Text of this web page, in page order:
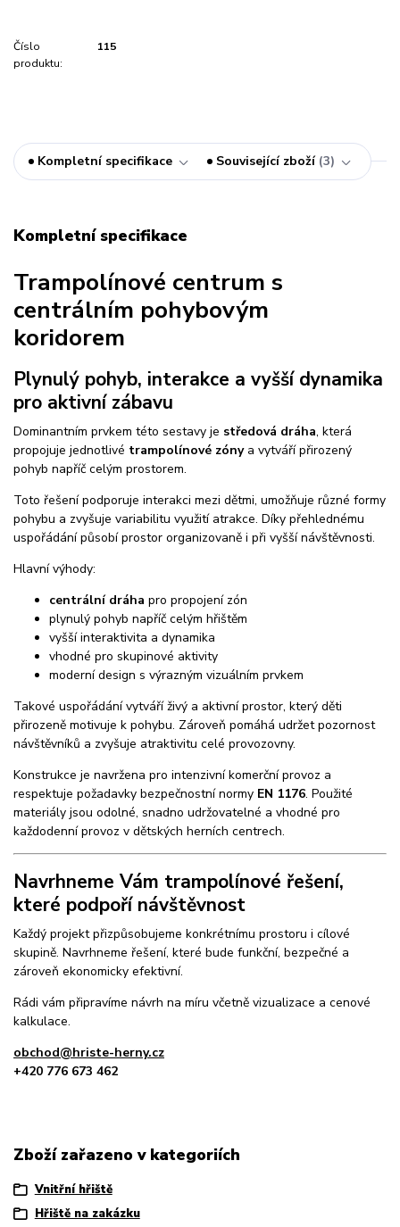
Číslo
produktu:
115
Kompletní specifikace Související zboží 3
Kompletní specifikace
Trampolínové centrum s
centrálním pohybovým
koridorem
Plynulý pohyb, interakce a vyšší dynamika
pro aktivní zábavu
Dominantním prvkem této sestavy je středová dráha, která
propojuje jednotlivé trampolínové zónya vytváří přirozený
pohyb napříč celým prostorem.
Toto řešení podporuje interakci mezi dětmi, umožňuje různé formy
pohybu a zvyšuje variabilitu využití atrakce. Díky přehlednému
uspořádání působí prostor organizovaně i při vyšší návštěvnosti.
Hlavní výhody:
centrální dráha pro propojení zón
plynulý pohyb napříč celým hřištěm
vyšší interaktivita a dynamika
vhodné pro skupinové aktivity
moderní design s výrazným vizuálním prvkem
Takové uspořádání vytváří živý a aktivní prostor, který děti
přirozeně motivuje k pohybu. Zároveň pomáhá udržet pozornost
návštěvníků a zvyšuje atraktivitu celé provozovny.
Konstrukce je navržena pro intenzivní komerční provoz a
respektuje požadavky bezpečnostní normy EN 1176. Použité
materiály jsou odolné, snadno udržovatelné a vhodné pro
každodenní provoz v dětských herních centrech.
Navrhneme Vám trampolínové řešení,
které podpoří návštěvnost
Každý projekt přizpůsobujeme konkrétnímu prostoru i cílové
skupině. Navrhneme řešení, které bude funkční, bezpečné a
zároveň ekonomicky efektivní.
Rádi vám připravíme návrh na míru včetně vizualizace a cenové
kalkulace.
obchod@hriste-herny.cz
+420 776 673 462
Zboží zařazeno v kategoriích
Vnitřní hřiště
Hřiště na zakázku